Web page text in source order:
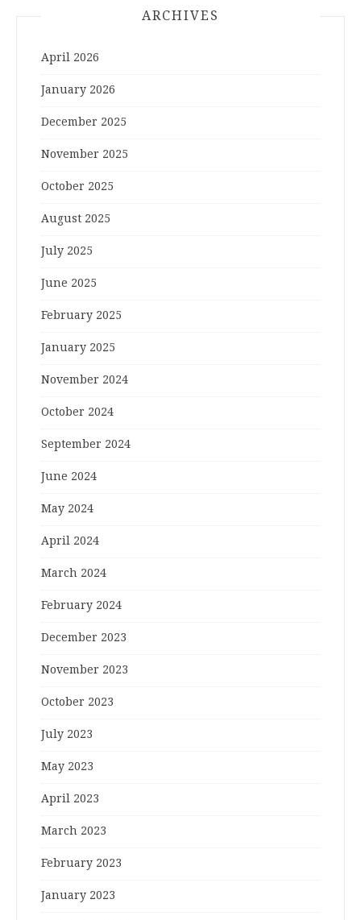
ARCHIVES
April 2026
January 2026
December 2025
November 2025
October 2025
August 2025
July 2025
June 2025
February 2025
January 2025
November 2024
October 2024
September 2024
June 2024
May 2024
April 2024
March 2024
February 2024
December 2023
November 2023
October 2023
July 2023
May 2023
April 2023
March 2023
February 2023
January 2023